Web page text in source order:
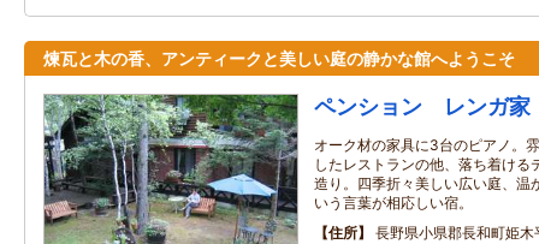
煉瓦と木の香、アンティークと美しい庭の静かな館へようこそ
ペンション レンガ家
オーク材の家具に3台のピアノ。
したレストランの他、落ち着ける
造り。四季折々美しい広い庭、温
いう言葉が相応しい宿。
住所
長野県小県郡長和町姫木